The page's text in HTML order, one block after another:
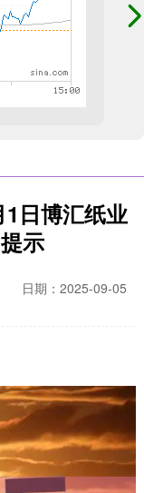
日博汇纸业
示
日期：2025-09-05